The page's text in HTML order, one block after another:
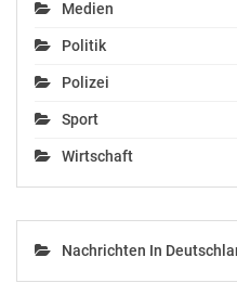
Medien
Politik
Polizei
Sport
Wirtschaft
Nachrichten In